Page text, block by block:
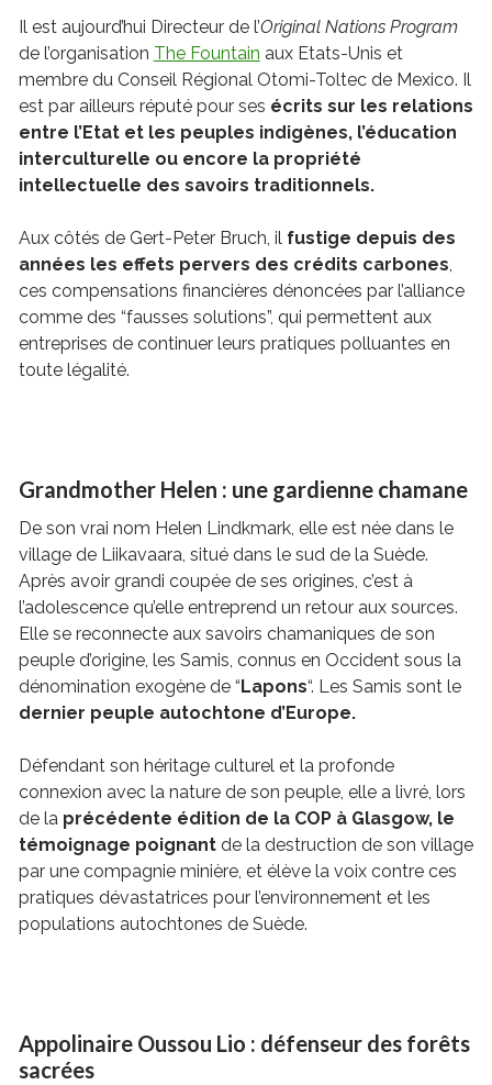
Il est aujourd’hui Directeur de l’Original Nations Program
de l’organisation The Fountain aux Etats-Unis et
membre du Conseil Régional Otomi-Toltec de Mexico. Il
est par ailleurs réputé pour ses écrits sur les relations
entre l’Etat et les peuples indigènes, l’éducation
interculturelle ou encore la propriété
intellectuelle des savoirs traditionnels.
Aux côtés de Gert-Peter Bruch, il fustige depuis des
années les effets pervers des crédits carbones,
ces compensations financières dénoncées par l’alliance
comme des “fausses solutions”, qui permettent aux
entreprises de continuer leurs pratiques polluantes en
toute légalité.
Grandmother Helen : une gardienne chamane
De son vrai nom Helen Lindkmark, elle est née dans le
village de Liikavaara, situé dans le sud de la Suède.
Après avoir grandi coupée de ses origines, c’est à
l’adolescence qu’elle entreprend un retour aux sources.
Elle se reconnecte aux savoirs chamaniques de son
peuple d’origine, les Samis, connus en Occident sous la
dénomination exogène de “Lapons“. Les Samis sont le
dernier peuple autochtone d’Europe.
Défendant son héritage culturel et la profonde
connexion avec la nature de son peuple, elle a livré, lors
de la précédente édition de la COP à Glasgow, le
témoignage poignantde la destruction de son village
par une compagnie minière, et élève la voix contre ces
pratiques dévastatrices pour l’environnement et les
populations autochtones de Suède.
Appolinaire Oussou Lio : défenseur des forêts
sacrées